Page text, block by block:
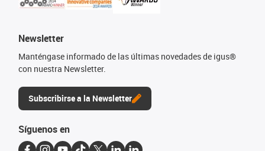
Newsletter
Manténgase informado de las últimas novedades de igus®
con nuestra Newsletter.
Subscribirse a la Newsletter
Síguenos en